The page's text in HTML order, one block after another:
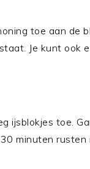
toe aan de
Je kunt ook
ijsblokjes toe.
minuten